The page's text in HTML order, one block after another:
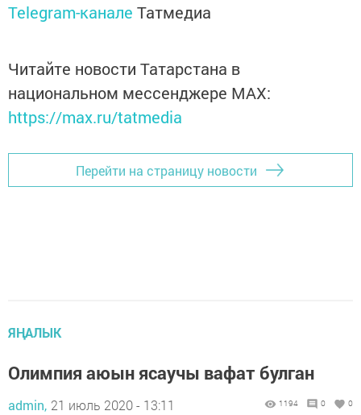
Telegram-канале Татмедиа
Читайте новости Татарстана в
национальном мессенджере MАХ:
https://max.ru/tatmedia
Перейти на страницу новости
ЯҢАЛЫК
Олимпия аюын ясаучы вафат булган
admin, 21 июль 2020 - 13:11 1194 0 0